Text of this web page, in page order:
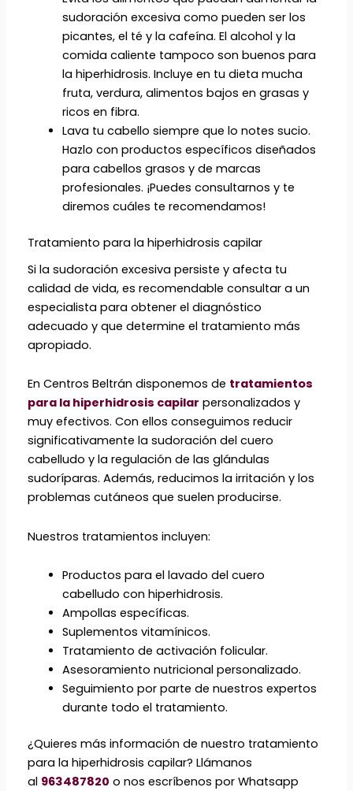
sudoración excesiva como pueden ser los
picantes, el té y la cafeína. El alcohol y la
comida caliente tampoco son buenos para
la hiperhidrosis. Incluye en tu dieta mucha
fruta, verdura, alimentos bajos en grasas y
ricos en fibra.
Lava tu cabello siempre que lo notes sucio.
Hazlo con productos específicos diseñados
para cabellos grasos y de marcas
profesionales. ¡Puedes consultarnos y te
diremos cuáles te recomendamos!
Tratamiento para la hiperhidrosis capilar
Si la sudoración excesiva persiste y afecta tu
calidad de vida, es recomendable consultar a un
especialista para obtener el diagnóstico
adecuado y que determine el tratamiento más
apropiado.
En Centros Beltrán disponemos de tratamientos
para la hiperhidrosis capilar personalizados y
muy efectivos. Con ellos conseguimos reducir
significativamente la sudoración del cuero
cabelludo y la regulación de las glándulas
sudoríparas. Además, reducimos la irritación y los
problemas cutáneos que suelen producirse.
Nuestros tratamientos incluyen:
Productos para el lavado del cuero
cabelludo con hiperhidrosis.
Ampollas específicas.
Suplementos vitamínicos.
Tratamiento de activación folicular.
Asesoramiento nutricional personalizado.
Seguimiento por parte de nuestros expertos
durante todo el tratamiento.
¿Quieres más información de nuestro tratamiento
para la hiperhidrosis capilar? Llámanos
al 963487820 o nos escríbenos por Whatsapp